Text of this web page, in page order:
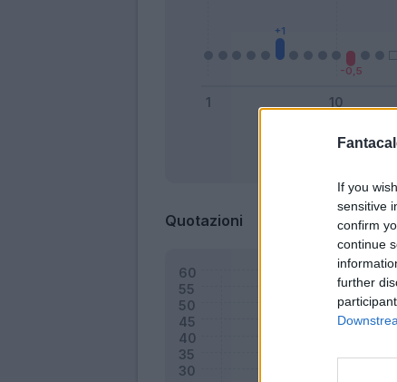
If you
sensitive
confirm
continue
further
Quotazioni